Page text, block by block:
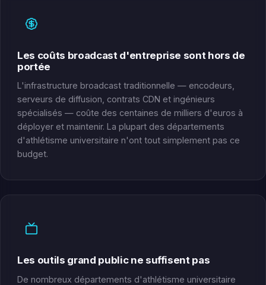
Les coûts broadcast d'entreprise sont hors de
portée
L'infrastructure broadcast traditionnelle — encodeurs,
serveurs de diffusion, contrats CDN et ingénieurs
spécialisés — coûte des centaines de milliers d'euros à
déployer et maintenir. La plupart des départements
d'athlétisme universitaire n'ont tout simplement pas ce
budget.
Les outils grand public ne suffisent pas
De nombreux départements d'athlétisme universitaire